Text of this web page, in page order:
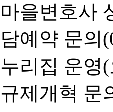
마을변호사
담예약 문의
누리집 운영
규제개혁 문